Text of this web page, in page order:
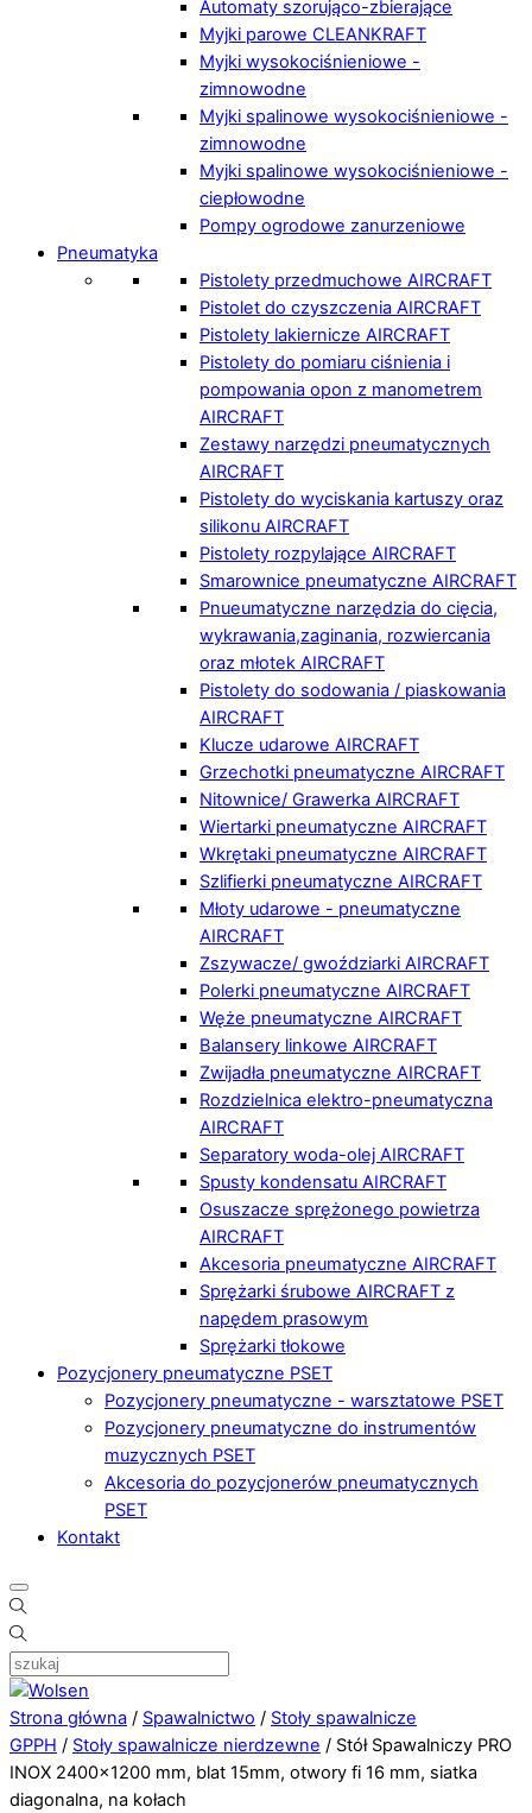
Automaty szorująco-zbierające
Myjki parowe CLEANKRAFT
Myjki wysokociśnieniowe -
zimnowodne
Myjki spalinowe wysokociśnieniowe -
zimnowodne
Myjki spalinowe wysokociśnieniowe -
ciepłowodne
Pompy ogrodowe zanurzeniowe
Pneumatyka
Pistolety przedmuchowe AIRCRAFT
Pistolet do czyszczenia AIRCRAFT
Pistolety lakiernicze AIRCRAFT
Pistolety do pomiaru ciśnienia i
pompowania opon z manometrem
AIRCRAFT
Zestawy narzędzi pneumatycznych
AIRCRAFT
Pistolety do wyciskania kartuszy oraz
silikonu AIRCRAFT
Pistolety rozpylające AIRCRAFT
Smarownice pneumatyczne AIRCRAFT
Pnueumatyczne narzędzia do cięcia,
wykrawania,zaginania, rozwiercania
oraz młotek AIRCRAFT
Pistolety do sodowania / piaskowania
AIRCRAFT
Klucze udarowe AIRCRAFT
Grzechotki pneumatyczne AIRCRAFT
Nitownice/ Grawerka AIRCRAFT
Wiertarki pneumatyczne AIRCRAFT
Wkrętaki pneumatyczne AIRCRAFT
Szlifierki pneumatyczne AIRCRAFT
Młoty udarowe - pneumatyczne
AIRCRAFT
Zszywacze/ gwoździarki AIRCRAFT
Polerki pneumatyczne AIRCRAFT
Węże pneumatyczne AIRCRAFT
Balansery linkowe AIRCRAFT
Zwijadła pneumatyczne AIRCRAFT
Rozdzielnica elektro-pneumatyczna
AIRCRAFT
Separatory woda-olej AIRCRAFT
Spusty kondensatu AIRCRAFT
Osuszacze sprężonego powietrza
AIRCRAFT
Akcesoria pneumatyczne AIRCRAFT
Sprężarki śrubowe AIRCRAFT z
napędem prasowym
Sprężarki tłokowe
Pozycjonery pneumatyczne PSET
Pozycjonery pneumatyczne - warsztatowe PSET
Pozycjonery pneumatyczne do instrumentów
muzycznych PSET
Akcesoria do pozycjonerów pneumatycznych
PSET
Kontakt
Strona główna / Spawalnictwo / Stoły spawalnicze
GPPH / Stoły spawalnicze nierdzewne / Stół Spawalniczy PRO
INOX 2400×1200 mm, blat 15mm, otwory fi 16 mm, siatka
diagonalna, na kołach